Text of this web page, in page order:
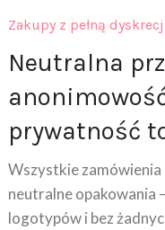
Neutralna
prywatność
Wszystkie zamówienia
neutralne opakowania
logotypów i bez
Kurier ani osoby